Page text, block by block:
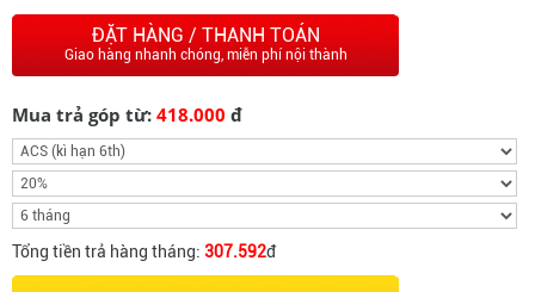
ĐẶT HÀNG / THANH TOÁN
Giao hàng nhanh chóng, miễn phí nội thành
Mua trả góp từ: 418.000 đ
Tổng tiền trả hàng tháng: 307.592đ